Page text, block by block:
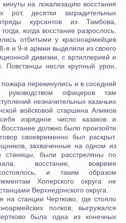
на локализацию восстания
рот, десятки заградительных
курсантов из Тамбова,
когда восстание разрослось,
отбитыми у красноармейцев
я и 9-я армии выделили из своего
дивизии, с артиллерией и
Повстанцы несли крупный урон,
перекинулись и в соседний
руководством офицеров там
незначительных казачьих
войсковой старшина Алимов
изрядное число казаков и
должно было произойти
своевременно был раскрыт.
захваченные на одном из
станицы, были расстреляны по
восстание, вовремя
и таким образом
Хоперского округа не
Верхнедонского округа.
станции Чертково, где стояло
полков, выгружался
была одна из конечных